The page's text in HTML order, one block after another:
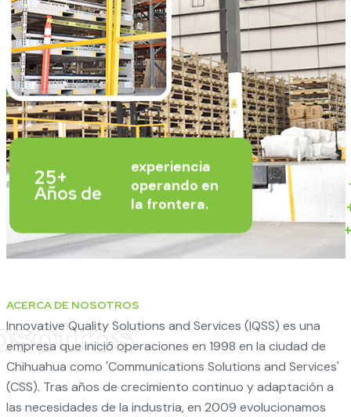
ACERCA DE NOSOTROS
Innovative Quality Solutions and Services (IQSS) es una
empresa que inició operaciones en 1998 en la ciudad de
Chihuahua como 'Communications Solutions and Services'
(CSS). Tras años de crecimiento continuo y adaptación a
las necesidades de la industria, en 2009 evolucionamos
25+
Años de
experiencia
operando en
la frontera.